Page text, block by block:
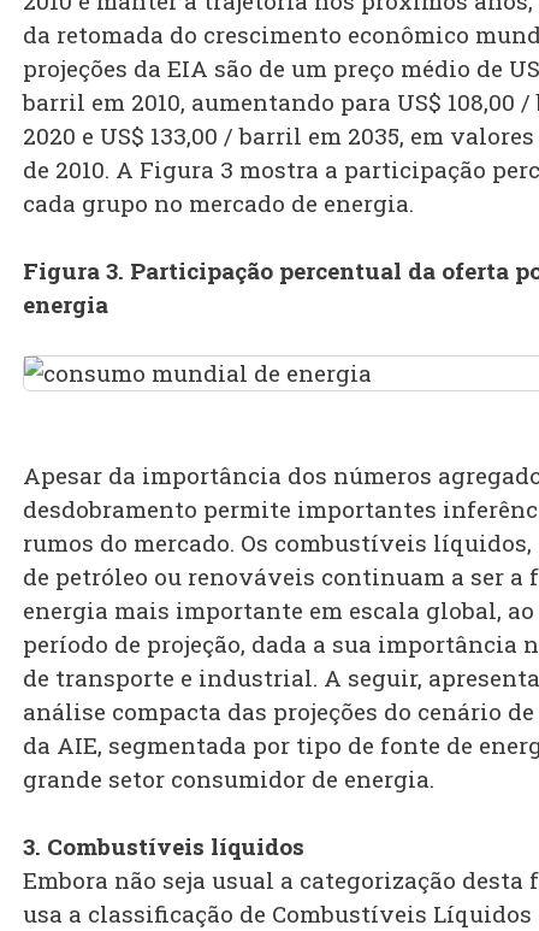
da retomada do crescimento econômico
projeções da EIA são de um preço médio de
barril em 2010, aumentando para US$ 108,00
2020 e US$ 133,00 / barril em 2035, em
de 2010. A Figura 3 mostra a participação
cada grupo no mercado de energia.
Figura 3. Participação percentual da oferta
energia
Apesar da importância dos números
desdobramento permite importantes
rumos do mercado. Os combustíveis
de petróleo ou renováveis continuam a ser a
energia mais importante em escala global,
período de projeção, dada a sua importância
de transporte e industrial. A seguir,
análise compacta das projeções do cenário
da AIE, segmentada por tipo de fonte de
grande setor consumidor de energia.
3. Combustíveis líquidos
Embora não seja usual a categorização desta
usa a classificação de Combustíveis Líquidos